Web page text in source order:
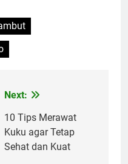
Next:
10 Tips Merawat
Kuku agar Tetap
Sehat dan Kuat